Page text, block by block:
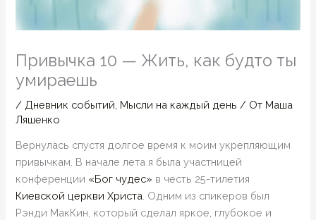
Привычка 10 — Жить, как будто ты
умираешь
/ Дневник событий Мысли на каждый день / От Маша
Ляшенко
Вернулась спустя долгое время к моим укрепляющим
привычкам. В начале лета я была участницей
конференции «Бог чудес» в честь 25-тилетия
Киевской церкви Христа . Одним из спикеров был
Рэнди МакКин, который сделал яркое, глубокое и